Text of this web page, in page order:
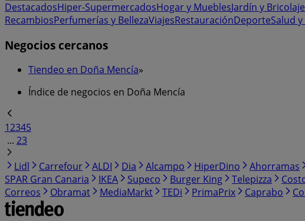
DestacadosHiper-SupermercadosHogar y MueblesJardín y Bricolaje
RecambiosPerfumerías y BellezaViajesRestauraciónDeporteSalud
Negocios cercanos
Tiendeo en Doña Mencía»
Índice de negocios en Doña Mencía
12345
... 23
Lidl
Carrefour ALDI Dia Alcampo HiperDino Ahorramas
SPAR Gran Canaria
IKEA Supeco Burger King Telepizza
Correos
Obramat MediaMarkt TEDi PrimaPrix Caprabo